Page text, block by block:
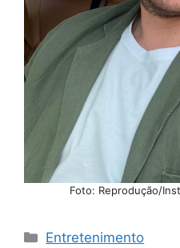
Foto: Reprodução/
Categorias
Entretenimento